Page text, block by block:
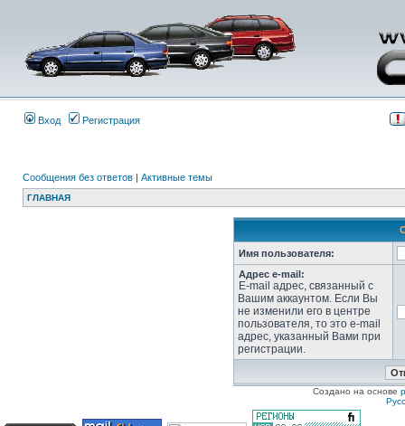
Вход Регистрация
Сообщения без ответов | Активные темы
ГЛАВНАЯ
Имя пользователя:
Адрес e-mail:
E-mail адрес, связанный с
Вашим аккаунтом. Если Вы
не изменили его в центре
пользователя, то это e-mail
адрес, указанный Вами при
регистрации.
Создано на основе